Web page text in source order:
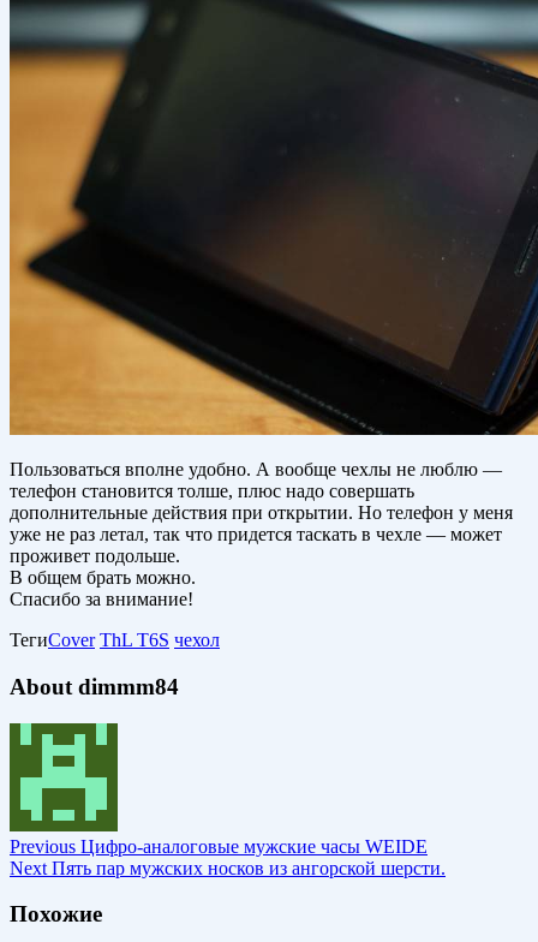
Пользоваться вполне удобно. А вообще чехлы не люблю —
телефон становится толше, плюс надо совершать
дополнительные действия при открытии. Но телефон у меня
уже не раз летал, так что придется таскать в чехле — может
проживет подольше.
В общем брать можно.
Спасибо за внимание!
ТегиCover ThL T6S чехол
About dimmm84
Previous Цифро-аналоговые мужские часы WEIDE
Next Пять пар мужских носков из ангорской шерсти.
Похожие